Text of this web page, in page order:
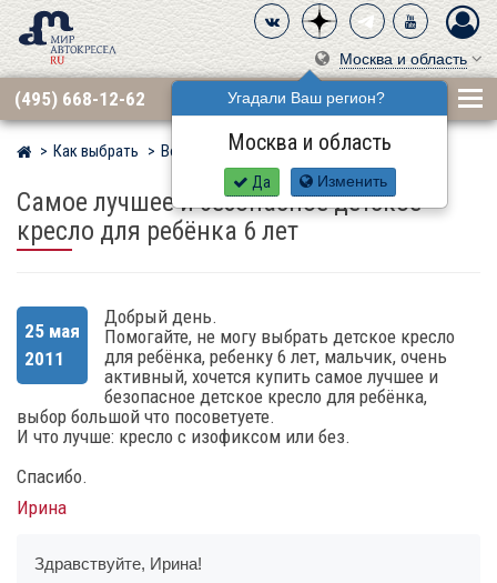
Москва и область
Угадали Ваш регион?
Москва и область
Да Изменить
(495) 668-12-62
Мир детских автокресел
Как выбрать Вопросы
Самое лучшее и безопасное детское
кресло для ребёнка 6 лет
25 мая
2011
Добрый день.
Помогайте, не могу выбрать детское кресло
для ребёнка, ребенку 6 лет, мальчик, очень
активный, хочется купить самое лучшее и
безопасное детское кресло для ребёнка,
выбор большой что посоветуете.
И что лучше: кресло с изофиксом или без.
Спасибо.
Ирина
Здравствуйте, Ирина!